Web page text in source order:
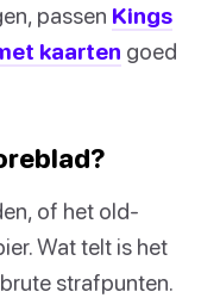
passen Kings
kaarten goed
of het old-
Wat telt is het
strafpunten.